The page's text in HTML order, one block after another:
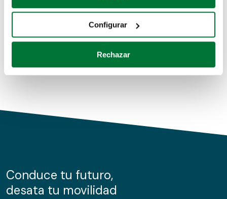
Recopilar información sobre su ubicación geográfica
Identificar su dispositivo analizándolo activamente
para buscar características específicas (huellas
Obtenga más información sobre cómo se procesan sus
de cookies.
información sobre el uso que haga del sitio web con
nuestros partners de redes sociales, publicidad y análisis
Configurar
Rechazar
Coches de km0
Conduce tu futuro,
desata tu movilidad